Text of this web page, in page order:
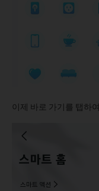
이제 바로 가기를 탭하